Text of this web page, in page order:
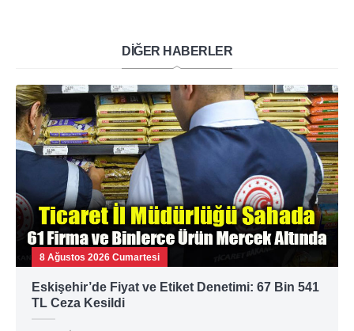
DİĞER HABERLER
8 Ağustos 2026 Cumartesi
Eskişehir’de Fiyat ve Etiket Denetimi: 67 Bin 541
TL Ceza Kesildi